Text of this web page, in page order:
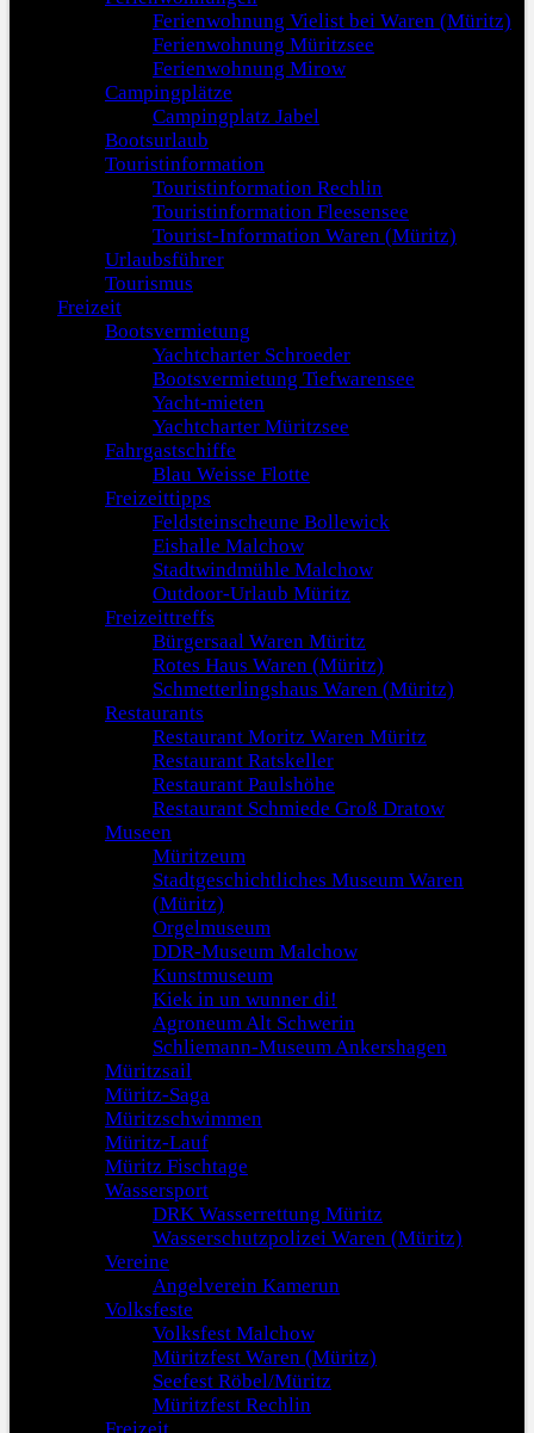
Ferienwohnung Vielist bei Waren (Müritz)
Ferienwohnung Müritzsee
Ferienwohnung Mirow
Campingplätze
Campingplatz Jabel
Bootsurlaub
Touristinformation
Touristinformation Rechlin
Touristinformation Fleesensee
Tourist-Information Waren (Müritz)
Urlaubsführer
Tourismus
Freizeit
Bootsvermietung
Yachtcharter Schroeder
Bootsvermietung Tiefwarensee
Yacht-mieten
Yachtcharter Müritzsee
Fahrgastschiffe
Blau Weisse Flotte
Freizeittipps
Feldsteinscheune Bollewick
Eishalle Malchow
Stadtwindmühle Malchow
Outdoor-Urlaub Müritz
Freizeittreffs
Bürgersaal Waren Müritz
Rotes Haus Waren (Müritz)
Schmetterlingshaus Waren (Müritz)
Restaurants
Restaurant Moritz Waren Müritz
Restaurant Ratskeller
Restaurant Paulshöhe
Restaurant Schmiede Groß Dratow
Museen
Müritzeum
Stadtgeschichtliches Museum Waren
(Müritz)
Orgelmuseum
DDR-Museum Malchow
Kunstmuseum
Kiek in un wunner di!
Agroneum Alt Schwerin
Schliemann-Museum Ankershagen
Müritzsail
Müritz-Saga
Müritzschwimmen
Müritz-Lauf
Müritz Fischtage
Wassersport
DRK Wasserrettung Müritz
Wasserschutzpolizei Waren (Müritz)
Vereine
Angelverein Kamerun
Volksfeste
Volksfest Malchow
Müritzfest Waren (Müritz)
Seefest Röbel/Müritz
Müritzfest Rechlin